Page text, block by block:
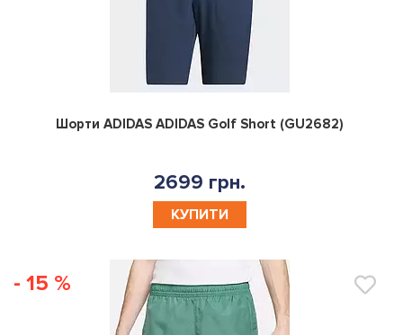
0
Шорти ADIDAS ADIDAS Golf Short (GU2682)
2699 грн.
КУПИТИ
- 15 %